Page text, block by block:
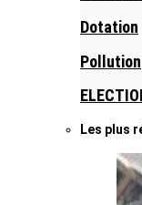
Dotation
Pollution
Les plus